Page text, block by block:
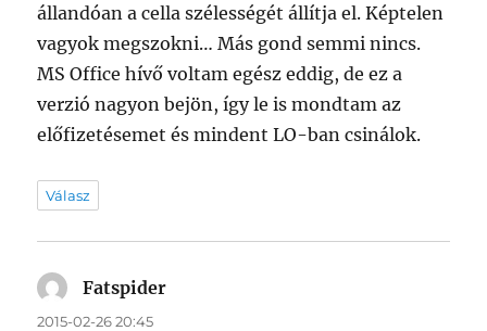
állandóan a cella szélességét állítja el. Képtelen
vagyok megszokni… Más gond semmi nincs.
MS Office hívő voltam egész eddig, de ez a
verzió nagyon bejön, így le is mondtam az
előfizetésemet és mindent LO-ban csinálok.
Válasz
Fatspider
2015-02-26 20:45